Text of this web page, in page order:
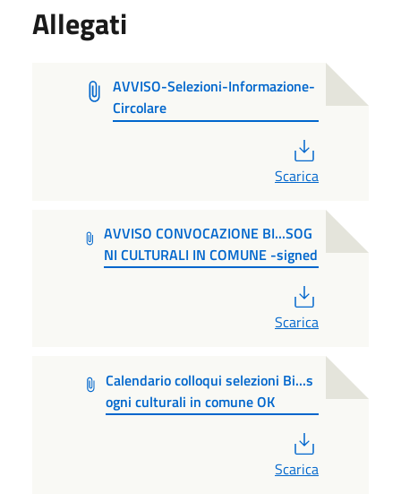
Allegati
AVVISO-Selezioni-Informazione-
Circolare
Scarica
AVVISO CONVOCAZIONE BI...SOG
NI CULTURALI IN COMUNE -signed
Scarica
Calendario colloqui selezioni Bi...s
ogni culturali in comune OK
Scarica